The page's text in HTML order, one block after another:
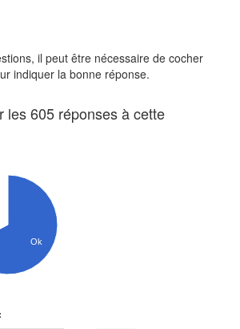
il peut être nécessaire de cocher
indiquer la bonne réponse.
les 605 réponses à cette
Ok